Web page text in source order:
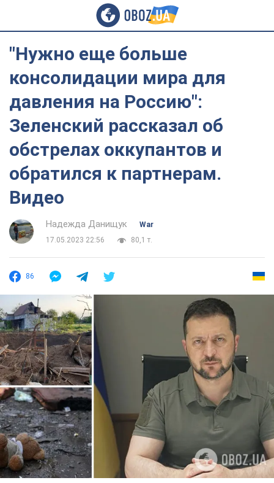
"Нужно еще больше
консолидации мира для
давления на Россию":
Зеленский рассказал об
обстрелах оккупантов и
обратился к партнерам.
Видео
Надежда Данищук
War
17.05.2023 22:56
80,1 т.
86